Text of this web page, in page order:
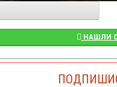
НАШЛИ